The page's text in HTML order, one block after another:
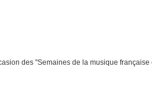
des "Semaines de la musique